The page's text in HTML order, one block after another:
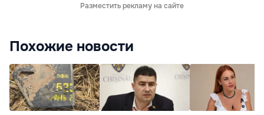
Разместить рекламу на сайте
Похожие новости